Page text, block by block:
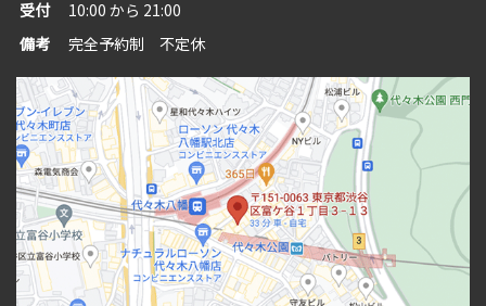
受付
10:00 から 21:00
備考
完全予約制 不定休